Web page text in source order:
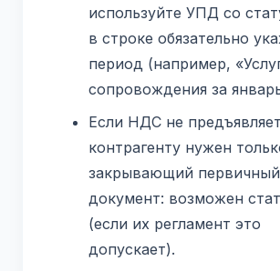
используйте УПД со
в строке обязательно
период (например,
сопровождения за
Если НДС не
контрагенту нужен
закрывающий первичный
документ: возможен
(если их регламент это
допускает).